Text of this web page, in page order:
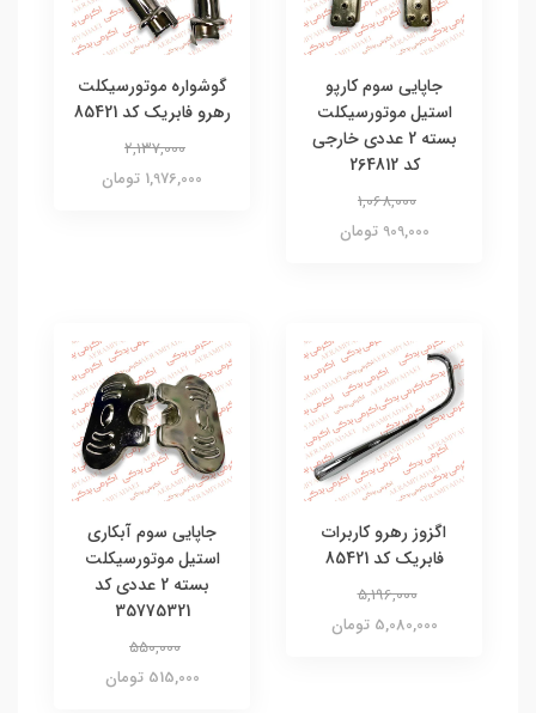
جاپایی سوم کارپو
استیل موتورسیکلت
بسته 2 عددی خارجی
کد 264812
1,068,000
909,000 تومان
گوشواره موتورسیکلت
رهرو فابریک کد 85421
2,137,000
1,976,000 تومان
اگزوز رهرو کاربرات
فابریک کد 85421
5,196,000
5,080,000 تومان
جاپایی سوم آبکاری
استیل موتورسیکلت
بسته 2 عددی کد
35775321
550,000
515,000 تومان